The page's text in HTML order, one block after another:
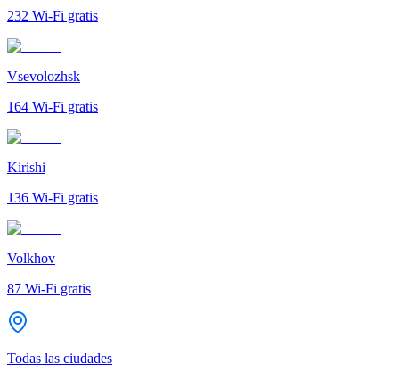
232 Wi-Fi gratis
Vsevolozhsk
164 Wi-Fi gratis
Kirishi
136 Wi-Fi gratis
Volkhov
87 Wi-Fi gratis
Todas las ciudades